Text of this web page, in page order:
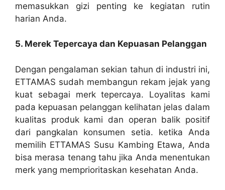
memasukkan gizi penting ke kegiatan rutin
harian Anda.
5. Merek Tepercaya dan Kepuasan Pelanggan
Dengan pengalaman sekian tahun di industri ini,
ETTAMAS sudah membangun rekam jejak yang
kuat sebagai merk tepercaya. Loyalitas kami
pada kepuasan pelanggan kelihatan jelas dalam
kualitas produk kami dan operan balik positif
dari pangkalan konsumen setia. ketika Anda
memilih ETTAMAS Susu Kambing Etawa, Anda
bisa merasa tenang tahu jika Anda menentukan
merk yang memprioritaskan kesehatan Anda.